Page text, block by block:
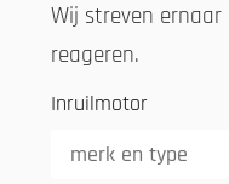
Wij streven
reageren.
Inruilmotor